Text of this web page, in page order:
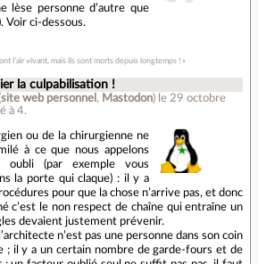
lèse personne d’autre que
Voir ci-dessous.
l’air vivant, mais ils sont morts depuis longtemps ! »
la culpabilisation !
site web personnel , Mastodon) le 29 octobre
à 4.
ou de la chirurgienne ne
à ce que nous appelons
oubli (par exemple vous
la porte qui claque) : il y a
pour que la chose n’arrive pas, et donc
c’est le non respect de chaîne qui entraîne un
devaient justement prévenir.
n’est pas une personne dans son coin
; il y a un certain nombre de garde-fours et de